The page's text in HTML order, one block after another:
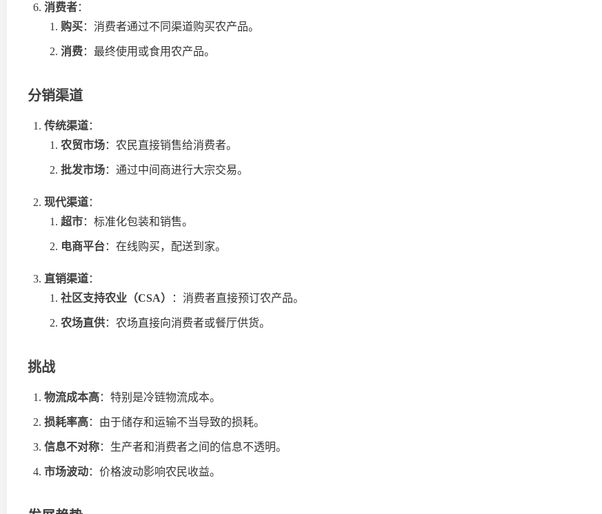
消费者：
购买：消费者通过不同渠道购买农产品。
消费：最终使用或食用农产品。
分销渠道
传统渠道：
农贸市场：农民直接销售给消费者。
批发市场：通过中间商进行大宗交易。
现代渠道：
超市：标准化包装和销售。
电商平台：在线购买，配送到家。
直销渠道：
社区支持农业（CSA）
：消费者直接预订农产品。
农场直供：农场直接向消费者或餐厅供货。
挑战
物流成本高：特别是冷链物流成本。
损耗率高：由于储存和运输不当导致的损耗。
信息不对称：生产者和消费者之间的信息不透明。
市场波动：价格波动影响农民收益。